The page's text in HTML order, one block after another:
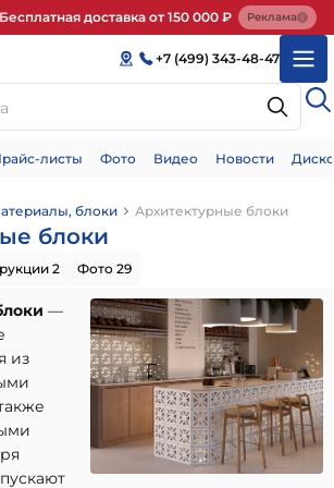
доставка от 150 000 ₽ Реклама
+7 (499) 343-48-47
листы Фото Видео Новости
блоки Архитектурные блоки
блоки
2 Фото 29
—
из